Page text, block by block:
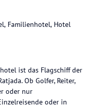
Familienhotel, Hotel
ist das Flagschiff der
Ob Golfer, Reiter,
oder nur
oder in